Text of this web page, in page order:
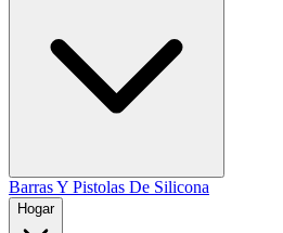
Barras Y Pistolas De Silicona
Hogar